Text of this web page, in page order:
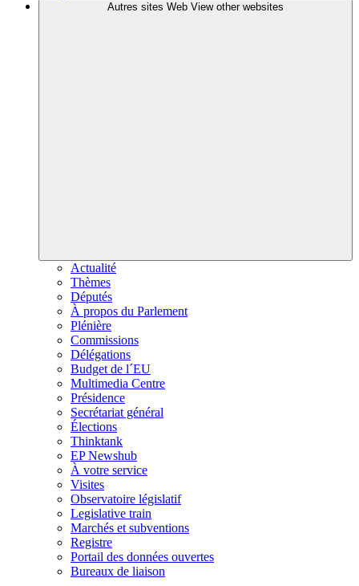
Autres sites Web View other websites
Actualité
Thèmes
Députés
À propos du Parlement
Plénière
Commissions
Délégations
Budget de l´EU
Multimedia Centre
Présidence
Secrétariat général
Élections
Thinktank
EP Newshub
À votre service
Visites
Observatoire législatif
Legislative train
Marchés et subventions
Registre
Portail des données ouvertes
Bureaux de liaison